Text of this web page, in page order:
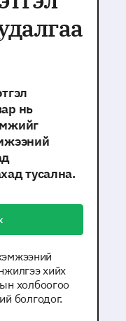
нь
тусална.
хийх
холбоогоо
болгодог.